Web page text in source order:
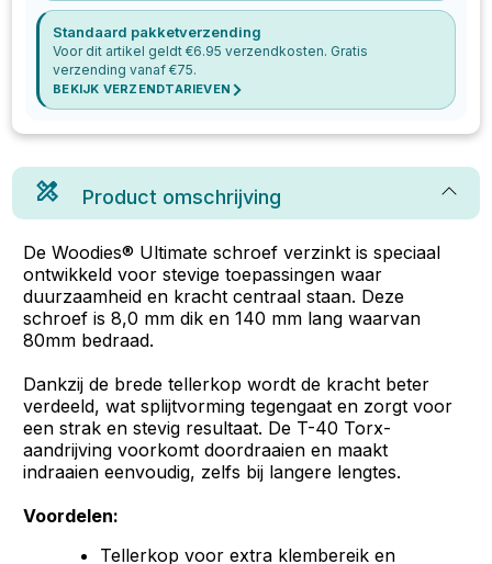
Standaard pakketverzending
Voor dit artikel geldt €6.95 verzendkosten. Gratis
verzending vanaf €75.
BEKIJK VERZENDTARIEVEN
Product omschrijving
De Woodies® Ultimate schroef verzinkt is speciaal
ontwikkeld voor stevige toepassingen waar
duurzaamheid en kracht centraal staan. Deze
schroef is 8,0 mm dik en 140 mm lang waarvan
80mm bedraad.
Dankzij de brede tellerkop wordt de kracht beter
verdeeld, wat splijtvorming tegengaat en zorgt voor
een strak en stevig resultaat. De T-40 Torx-
aandrijving voorkomt doordraaien en maakt
indraaien eenvoudig, zelfs bij langere lengtes.
Voordelen:
Tellerkop voor extra klembereik en